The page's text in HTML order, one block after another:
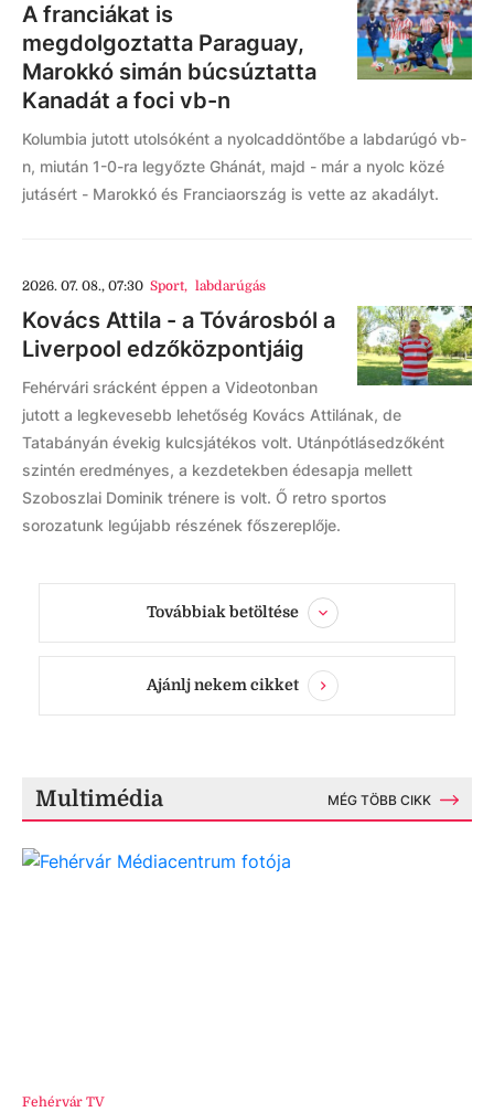
A franciákat is
megdolgoztatta Paraguay,
Marokkó simán búcsúztatta
Kanadát a foci vb-n
Kolumbia jutott utolsóként a nyolcaddöntőbe a labdarúgó vb-
n, miután 1-0-ra legyőzte Ghánát, majd - már a nyolc közé
jutásért - Marokkó és Franciaország is vette az akadályt.
2026. 07. 08., 07:30 Sport, labdarúgás
Kovács Attila - a Tóvárosból a
Liverpool edzőközpontjáig
Fehérvári srácként éppen a Videotonban
jutott a legkevesebb lehetőség Kovács Attilának, de
Tatabányán évekig kulcsjátékos volt. Utánpótlásedzőként
szintén eredményes, a kezdetekben édesapja mellett
Szoboszlai Dominik trénere is volt. Ő retro sportos
sorozatunk legújabb részének főszereplője.
Továbbiak betöltése
Ajánlj nekem cikket
Multimédia MÉG TÖBB CIKK
Fehérvár TV